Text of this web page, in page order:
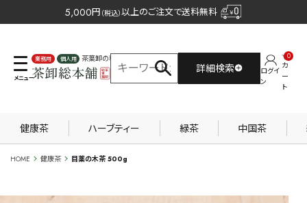
5,000円 （税込）以上のご注文で送料無料
業務用 個人用
茶葉卸の専門サイト
詳細検索
ログイ
ン
カ
ー
ト
0
健康茶 ハーブティー 緑茶 中国茶
HOME 健康茶 目薬の木茶 500g